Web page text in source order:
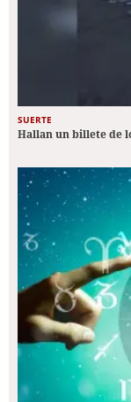
SUERTE
Hallan un billete de